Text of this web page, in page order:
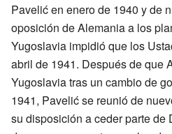
Pavelić en enero de 1940 y de
oposición de Alemania a los
Yugoslavia impidió que los
abril de 1941. Después de que
Yugoslavia tras un cambio de
1941, Pavelić se reunió de
su disposición a ceder parte de